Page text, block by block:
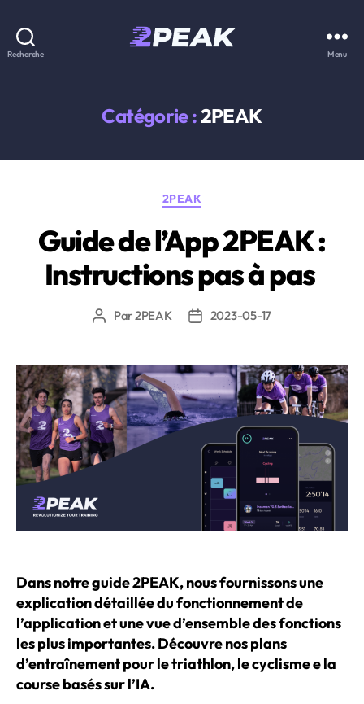
Recherche Menu
Catégorie :2PEAK
Catégories
2PEAK
Guide de l’App 2PEAK :
Instructions pas à pas
Auteur
Par2PEAK
Date2023-05-17
Dans notre guide 2PEAK, nous fournissons une
explication détaillée du fonctionnement de
l’application et une vue d’ensemble des fonctions
les plus importantes. Découvre nos plans
d’entraînement pour le triathlon, le cyclisme e la
course basés sur l’IA.